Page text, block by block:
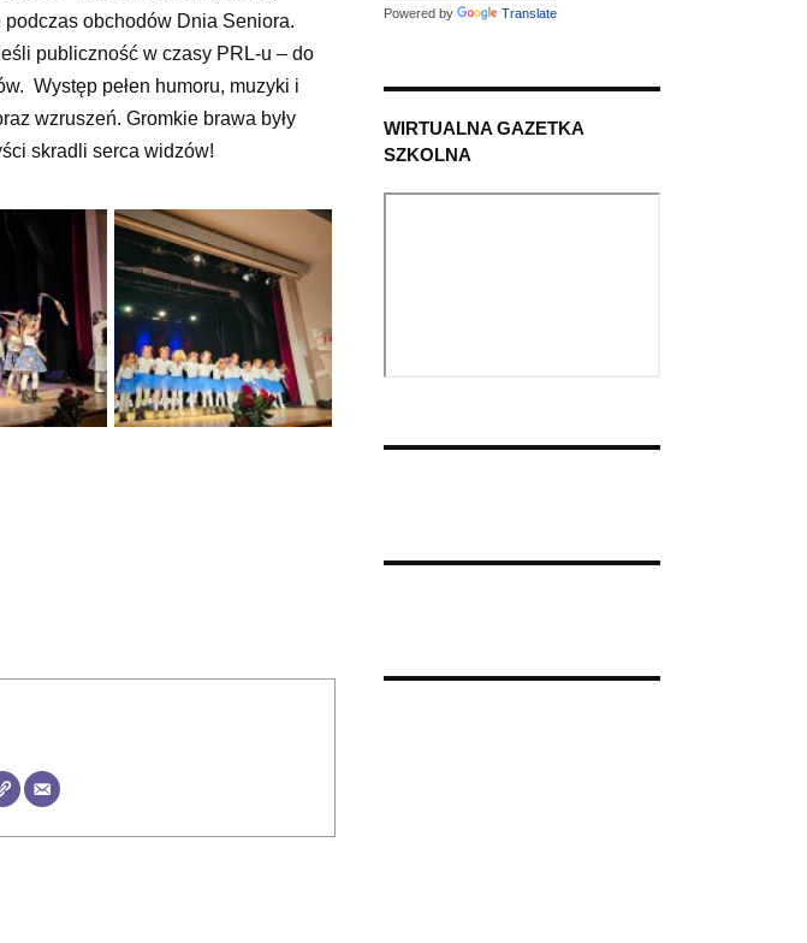
obchodów Dnia Seniora.
publiczność w czasy PRL-u – do
Występ pełen humoru, muzyki i
wzruszeń. Gromkie brawa były
skradli serca widzów!
Powered by Translate
WIRTUALNA GAZETKA
SZKOLNA